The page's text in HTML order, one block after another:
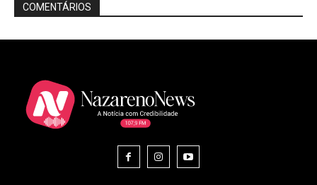
COMENTÁRIOS